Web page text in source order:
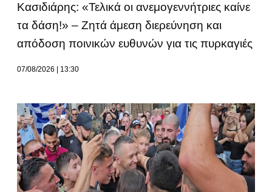
Κασιδιάρης: «Τελικά οι ανεμογεννήτριες καίνε
τα δάση!» – Ζητά άμεση διερεύνηση και
απόδοση ποινικών ευθυνών για τις πυρκαγιές
07/08/2026 13:30